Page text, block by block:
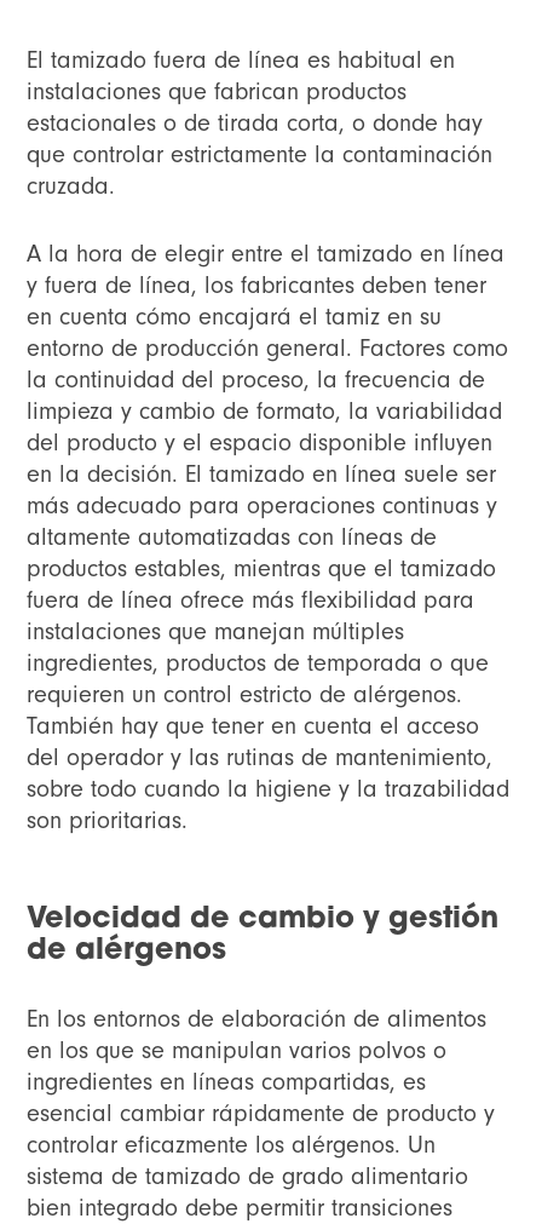
El tamizado fuera de línea es habitual en
instalaciones que fabrican productos
estacionales o de tirada corta, o donde hay
que controlar estrictamente la contaminación
cruzada.
A la hora de elegir entre el tamizado en línea
y fuera de línea, los fabricantes deben tener
en cuenta cómo encajará el tamiz en su
entorno de producción general. Factores como
la continuidad del proceso, la frecuencia de
limpieza y cambio de formato, la variabilidad
del producto y el espacio disponible influyen
en la decisión. El tamizado en línea suele ser
más adecuado para operaciones continuas y
altamente automatizadas con líneas de
productos estables, mientras que el tamizado
fuera de línea ofrece más flexibilidad para
instalaciones que manejan múltiples
ingredientes, productos de temporada o que
requieren un control estricto de alérgenos.
También hay que tener en cuenta el acceso
del operador y las rutinas de mantenimiento,
sobre todo cuando la higiene y la trazabilidad
son prioritarias.
Velocidad de cambio y gestión
de alérgenos
En los entornos de elaboración de alimentos
en los que se manipulan varios polvos o
ingredientes en líneas compartidas, es
esencial cambiar rápidamente de producto y
controlar eficazmente los alérgenos. Un
sistema de tamizado de grado alimentario
bien integrado debe permitir transiciones